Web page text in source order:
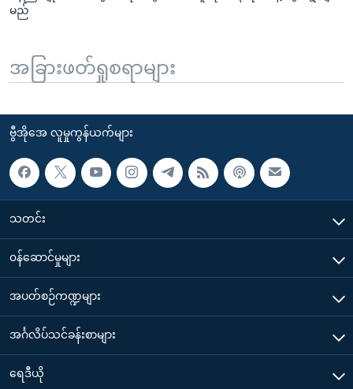
မည်
အခြားဖတ်ရှုစရာများ
ဗွီအိုအေ လူမှုကွန်ယက်များ
သတင်း
၀န်ဆောင်မှုများ
အပတ်စဉ်ကဏ္ဍများ
အင်္ဂလိပ်သင်ခန်းစာများ
ရေဒီယို